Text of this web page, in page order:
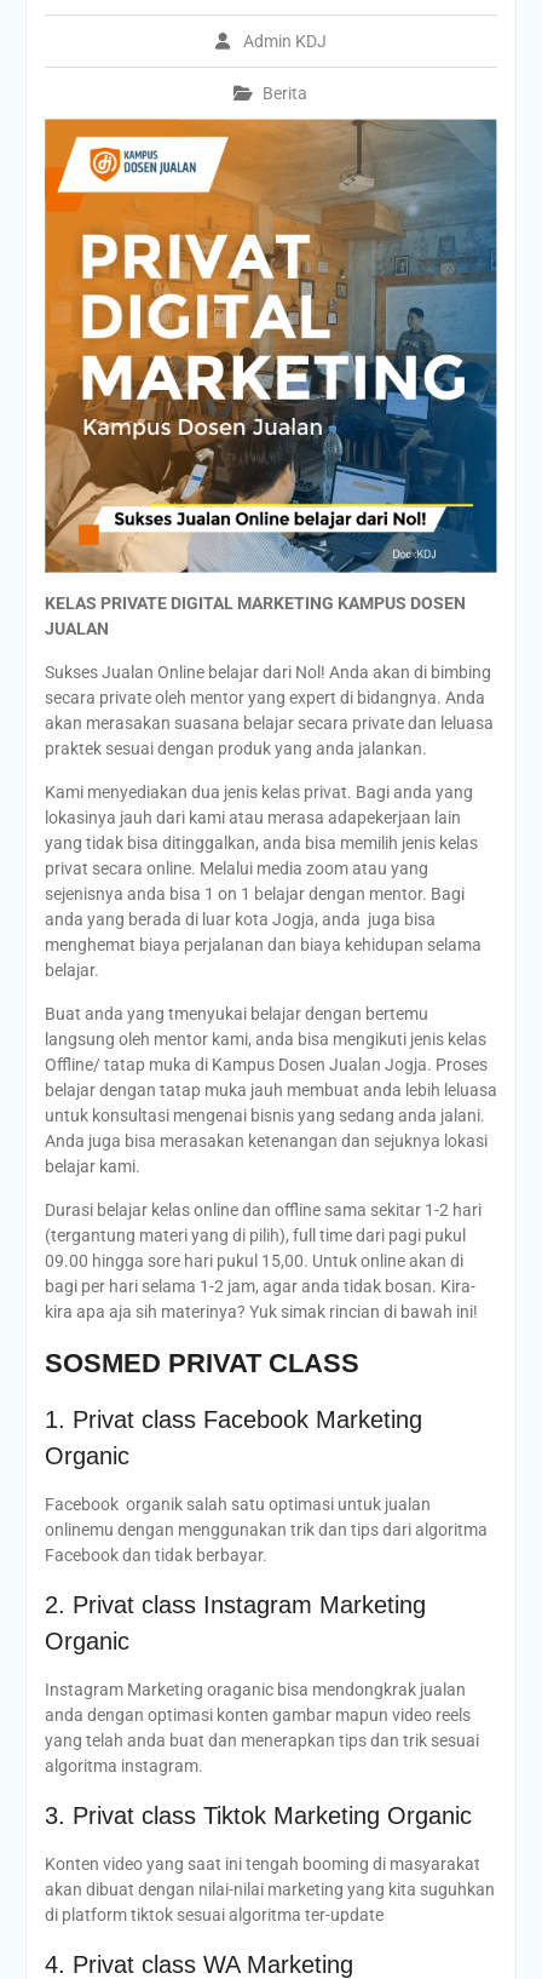
Admin KDJ
Berita
KELAS PRIVATE DIGITAL MARKETING KAMPUS DOSEN
JUALAN
Sukses Jualan Online belajar dari Nol! Anda akan di bimbing
secara private oleh mentor yang expert di bidangnya. Anda
akan merasakan suasana belajar secara private dan leluasa
praktek sesuai dengan produk yang anda jalankan.
Kami menyediakan dua jenis kelas privat. Bagi anda yang
lokasinya jauh dari kami atau merasa adapekerjaan lain
yang tidak bisa ditinggalkan, anda bisa memilih jenis kelas
privat secara online. Melalui media zoom atau yang
sejenisnya anda bisa 1 on 1 belajar dengan mentor. Bagi
anda yang berada di luar kota Jogja, anda juga bisa
menghemat biaya perjalanan dan biaya kehidupan selama
belajar.
Buat anda yang tmenyukai belajar dengan bertemu
langsung oleh mentor kami, anda bisa mengikuti jenis kelas
Offline/ tatap muka di Kampus Dosen Jualan Jogja. Proses
belajar dengan tatap muka jauh membuat anda lebih leluasa
untuk konsultasi mengenai bisnis yang sedang anda jalani.
Anda juga bisa merasakan ketenangan dan sejuknya lokasi
belajar kami.
Durasi belajar kelas online dan offline sama sekitar 1-2 hari
(tergantung materi yang di pilih), full time dari pagi pukul
09.00 hingga sore hari pukul 15,00. Untuk online akan di
bagi per hari selama 1-2 jam, agar anda tidak bosan. Kira-
kira apa aja sih materinya? Yuk simak rincian di bawah ini!
SOSMED PRIVAT CLASS
1. Privat class Facebook Marketing
Organic
Facebook organik salah satu optimasi untuk jualan
onlinemu dengan menggunakan trik dan tips dari algoritma
Facebook dan tidak berbayar.
2. Privat class Instagram Marketing
Organic
Instagram Marketing oraganic bisa mendongkrak jualan
anda dengan optimasi konten gambar mapun video reels
yang telah anda buat dan menerapkan tips dan trik sesuai
algoritma instagram.
3. Privat class Tiktok Marketing Organic
Konten video yang saat ini tengah booming di masyarakat
akan dibuat dengan nilai-nilai marketing yang kita suguhkan
di platform tiktok sesuai algoritma ter-update
4. Privat class WA Marketing